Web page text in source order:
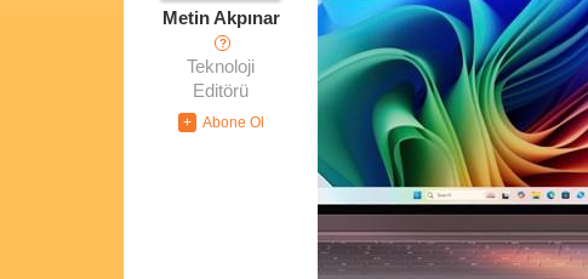
Metin Akpınar
?
Teknoloji
Editörü